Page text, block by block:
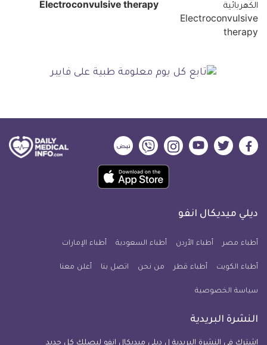
Electroconvulsive therapy
ديلي
فيسبوك
ديلي
تويتر
ديلي
ميديكال
يوتيوب
ديلي
ميديكال
انفو
ديلي
ميديكال
انفو
ديلي
ميديكال
انفو
حمل
تطبيق
معلومة
للآيفون
ديلي ميديكال انفو
أطباء مصر أطباء الأردن أطباء السعودية أطباء الإمارات
أطباء الكويت أطباء قطر من نحن اتصل بنا أعلن معنا
سياسة الخصوصية
النشرة البريدية
اشترك في النشرة البريدية ل ديلي ميديكال انفو ليصلك كل جديد